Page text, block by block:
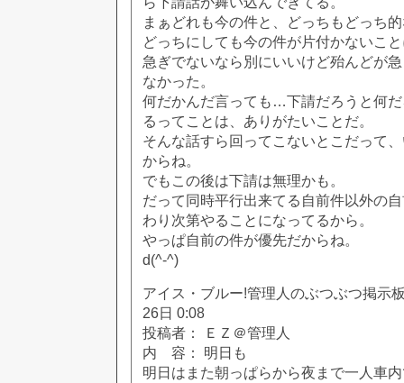
まぁどれも今の件と、どっちもどっち
どっちにしても今の件が片付かないこ
急ぎでないなら別にいいけど殆んどが
なかった。
何だかんだ言っても…下請だろうと何
るってことは、ありがたいことだ。
そんな話すら回ってこないとこだって
からね。
でもこの後は下請は無理かも。
だって同時平行出来てる自前件以外の
わり次第やることになってるから。
やっぱ自前の件が優先だからね。
d(^-^)
アイス・ブルー!管理人のぶつぶつ掲示
26日 0:08
投稿者： ＥＺ＠管理人
内 容： 明日も
明日はまた朝っぱらから夜まで一人車